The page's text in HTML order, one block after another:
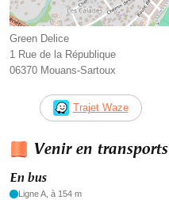
Green Delice
1 Rue de la République
06370 Mouans-Sartoux
Trajet Waze
Venir en
En bus
Ligne A, à 154 m